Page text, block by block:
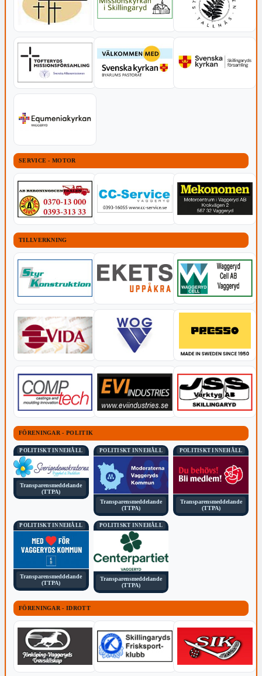
SERVICE - MOTOR
TILLVERKNING
FÖRENINGAR - POLITIK
POLITISKT INNEHÅLL
Transparensmeddelande
(TTPA)
POLITISKT INNEHÅLL
Transparensmeddelande
(TTPA)
POLITISKT INNEHÅLL
Transparensmeddelande
(TTPA)
POLITISKT INNEHÅLL
Transparensmeddelande
(TTPA)
POLITISKT INNEHÅLL
Transparensmeddelande
(TTPA)
FÖRENINGAR - IDROTT